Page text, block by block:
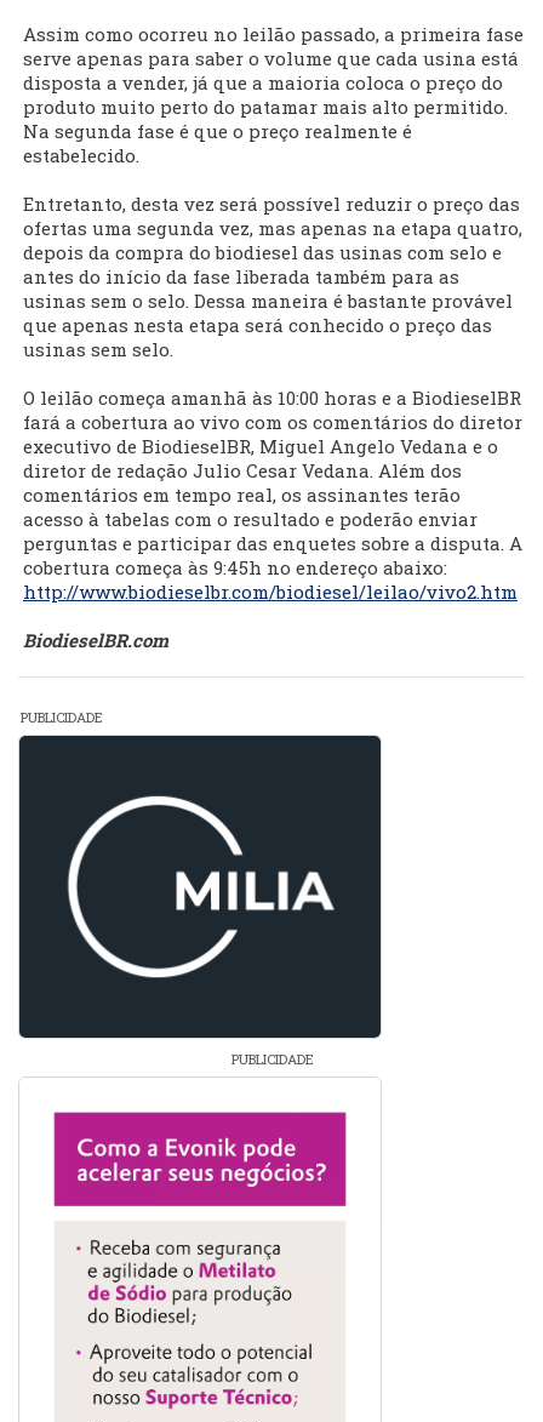
Assim como ocorreu no leilão passado, a primeira fase
serve apenas para saber o volume que cada usina está
disposta a vender, já que a maioria coloca o preço do
produto muito perto do patamar mais alto permitido.
Na segunda fase é que o preço realmente é
estabelecido.
Entretanto, desta vez será possível reduzir o preço das
ofertas uma segunda vez, mas apenas na etapa quatro,
depois da compra do biodiesel das usinas com selo e
antes do início da fase liberada também para as
usinas sem o selo. Dessa maneira é bastante provável
que apenas nesta etapa será conhecido o preço das
usinas sem selo.
O leilão começa amanhã às 10:00 horas e a BiodieselBR
fará a cobertura ao vivo com os comentários do diretor
executivo de BiodieselBR, Miguel Angelo Vedana e o
diretor de redação Julio Cesar Vedana. Além dos
comentários em tempo real, os assinantes terão
acesso à tabelas com o resultado e poderão enviar
perguntas e participar das enquetes sobre a disputa. A
cobertura começa às 9:45h no endereço abaixo:
http://www.biodieselbr.com/biodiesel/leilao/vivo2.htm
BiodieselBR.com
PUBLICIDADE
PUBLICIDADE